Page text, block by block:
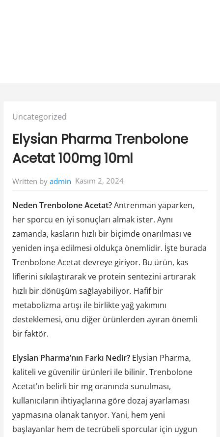
Posted
Uncategorized
Elysi̇an Pharma Trenbolone
Acetat 100mg 10ml
Written by admin Kasım 2, 2024
Neden Trenbolone Acetat?Antrenman yaparken,
her sporcu en iyi sonuçları almak ister. Aynı
zamanda, kasların hızlı bir biçimde onarılması ve
yeniden inşa edilmesi oldukça önemlidir. İşte burada
Trenbolone Acetat devreye giriyor. Bu ürün, kas
liflerini sıkılaştırarak ve protein sentezini artırarak
hızlı bir dönüşüm sağlayabiliyor. Hafif bir
metabolizma artışı ile birlikte yağ yakımını
desteklemesi, onu diğer ürünlerden ayıran önemli
bir faktör.
Elysi̇an Pharma’nın Farkı Nedir?Elysi̇an Pharma,
kaliteli ve güvenilir ürünleri ile bilinir. Trenbolone
Acetat’ın belirli bir mg oranında sunulması,
kullanıcıların ihtiyaçlarına göre dozaj ayarlaması
yapmasına olanak tanıyor. Yani, hem yeni
başlayanlar hem de tecrübeli sporcular için uygun